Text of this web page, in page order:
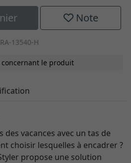
Note
13540-H
concernant le produit
vacances avec un tas de
choisir lesquelles à encadrer ?
propose une solution